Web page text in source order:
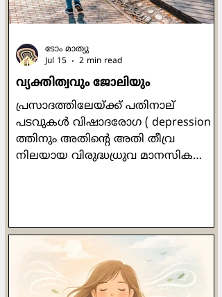
ഈയ്യിടെയാണ് അതിൻ്റെ ക്ലൂ ലഭിച്ചത്.
"ഹൃദയത്തിന്റെ
വ്യക്തിത്വവും ജോലിയും
പ്രസാദത്തിലേയ്ക്ക് പതിനാല്
പടവുകള്‍ വിഷാദരോഗ ( depression )
ത്തിനും അതിന്‍റെ അതി തീവ്ര
നിലയായ വിരുദ്ധധ്രുവ മാനസിക
mood mapping ) ത്തിന്‍റെ പതിനാലു
ദിവസത്തെ പഠനം
പൂര്‍ത്തിയാക്കിയശേഷം നാം
അനുബന്ധമായി
ടോം മാത്യു
Jul 15
2 min read